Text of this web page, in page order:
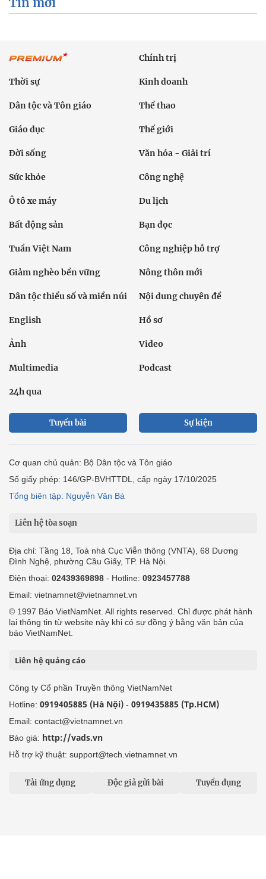
Chính trị
Thời sự Kinh doanh
Dân tộc và Tôn giáo Thể thao
Giáo dục Thế giới
Đời sống Văn hóa - Giải trí
Sức khỏe Công nghệ
Ô tô xe máy Du lịch
Bất động sản Bạn đọc
Tuần Việt Nam Công nghiệp hỗ trợ
Giảm nghèo bền vững Nông thôn mới
Dân tộc thiểu số và miền núi Nội dung chuyên đề
English Hồ sơ
Ảnh Video
Multimedia Podcast
24h qua
Tuyến bài Sự kiện
Cơ quan chủ quản: Bộ Dân tộc và Tôn giáo
Số giấy phép: 146/GP-BVHTTDL, cấp ngày 17/10/2025
Tổng biên tập: Nguyễn Văn Bá
Liên hệ tòa soạn
Địa chỉ: Tầng 18, Toà nhà Cục Viễn thông (VNTA), 68 Dương
Đình Nghệ, phường Cầu Giấy, TP. Hà Nội.
Điện thoại: 02439369898 - Hotline: 0923457788
Email: vietnamnet@vietnamnet.vn
© 1997 Báo VietNamNet. All rights reserved. Chỉ được phát hành
lại thông tin từ website này khi có sự đồng ý bằng văn bản của
báo VietNamNet.
Liên hệ quảng cáo
Công ty Cổ phần Truyền thông VietNamNet
Hotline: 0919405885 (Hà Nội) - 0919435885 (Tp.HCM)
Email: contact@vietnamnet.vn
Báo giá: http://vads.vn
Hỗ trợ kỹ thuật: support@tech.vietnamnet.vn
Tải ứng dụng Độc giả gửi bài Tuyển dụng